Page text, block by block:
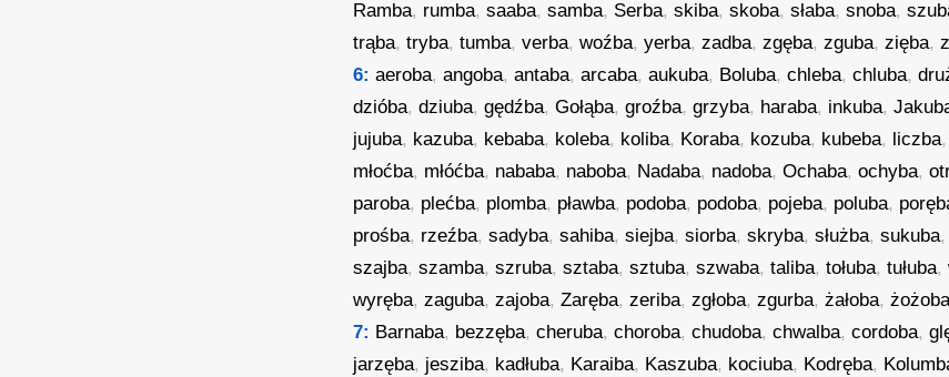
Ramba, rumba,saaba,samba, Serba,skiba,skoba,słaba,snoba,
trąba,tryba,tumba,verba,woźba,yerba,zadba,zgęba,zguba,zięba,
6: aeroba,angoba,antaba,arcaba,aukuba, Boluba,chleba,chluba,
dzióba,dziuba,gędźba,Gołąba,groźba,grzyba, haraba, inkuba,
jujuba, kazuba, kebaba, koleba, koliba, Koraba, kozuba, kubeba, liczba,
młoćba, młóćba, nababa, naboba, Nadaba, nadoba,Ochaba,ochyba,
paroba, plećba, plomba, pławba, podoba, podoba, pojeba, poluba,
prośba, rzeźba,sadyba,sahiba,siejba,siorba,skryba,służba,sukuba
szajba,szamba,szruba,sztaba,sztuba,szwaba,taliba,tołuba,tułuba,
wyręba,zaguba,zajoba,Zaręba,zeriba,zgłoba,zgurba,żałoba,
7: Barnaba, bezzęba,cheruba,choroba,chudoba,chwalba,cordoba,
jarzęba, jesziba, kadłuba, Karaiba, Kaszuba, kociuba, Kodręba,